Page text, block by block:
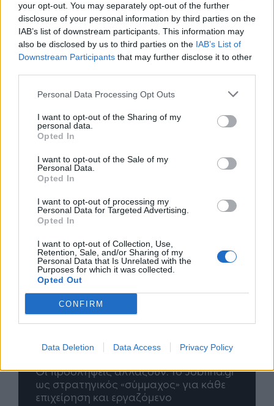
your opt-out. You may separately opt-out of the further
disclosure of your personal information by third parties on the
IAB’s list of downstream participants. This information may
also be disclosed by us to third parties on the IAB’s List of
Downstream Participants that may further disclose it to other
Personal Data Processing Opt Outs
I want to opt-out of the Sharing of my
personal data.
Opted In
I want to opt-out of the Sale of my
Personal Data.
Opted In
I want to opt-out of processing my
Personal Data for Targeted Advertising.
Opted In
I want to opt-out of Collection, Use,
Retention, Sale, and/or Sharing of my
Personal Data that Is Unrelated with the
Purposes for which it was collected.
Opted Out
CONFIRM
Data Deletion Data Access Privacy Policy
Σχολιάστε
... σχόλια| Κάνε click για να σχολιάσεις
TP Greece: Πώς διαμορφώνεται το
μέλλον του Insurance στην εποχή του AI
Η